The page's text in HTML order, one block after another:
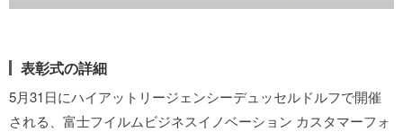
表彰式の詳細
5月31日にハイアットリージェンシーデュッセルドルフで開催
される、富士フイルムビジネスイノベーション カスタマーフォ